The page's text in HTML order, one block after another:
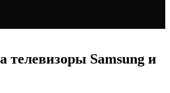
телевизоры Samsung и